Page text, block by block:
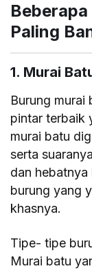
Paling
1. Murai
Burung murai
pintar terbaik
murai batu
serta
dan
burung yang
khasnya.
Tipe- tipe
Murai batu